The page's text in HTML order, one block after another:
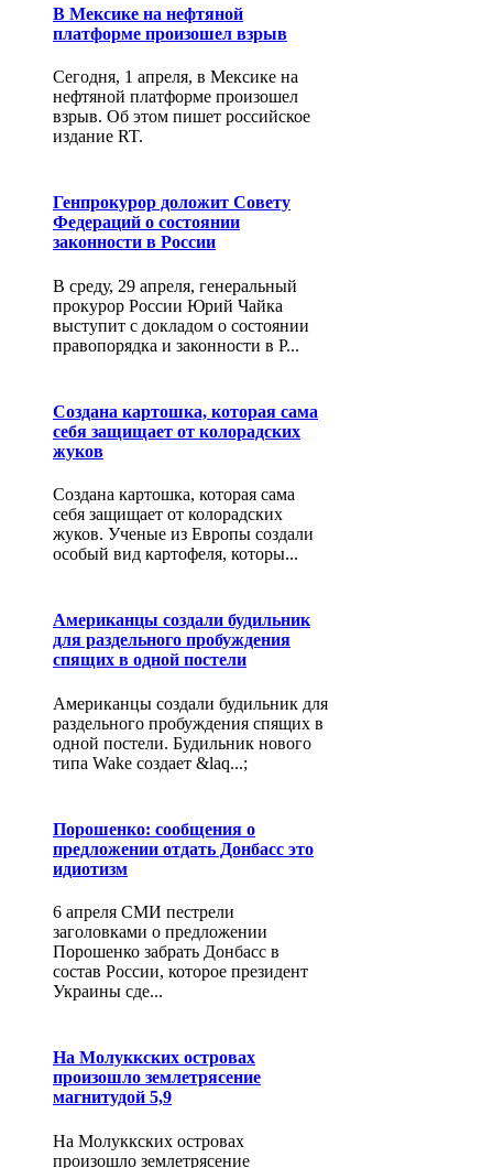
В Мексике на нефтяной
платформе произошел взрыв
Сегодня, 1 апреля, в Мексике на
нефтяной платформе произошел
взрыв. Об этом пишет российское
издание RT.
Генпрокурор доложит Совету
Федераций о состоянии
законности в России
В среду, 29 апреля, генеральный
прокурор России Юрий Чайка
выступит с докладом о состоянии
правопорядка и законности в Р...
Создана картошка, которая сама
себя защищает от колорадских
жуков
Создана картошка, которая сама
себя защищает от колорадских
жуков. Ученые из Европы создали
особый вид картофеля, которы...
Американцы создали будильник
для раздельного пробуждения
спящих в одной постели
Американцы создали будильник для
раздельного пробуждения спящих в
одной постели. Будильник нового
типа Wake создает &laq...;
Порошенко: сообщения о
предложении отдать Донбасс это
идиотизм
6 апреля СМИ пестрели
заголовками о предложении
Порошенко забрать Донбасс в
состав России, которое президент
Украины сде...
На Молуккских островах
произошло землетрясение
магнитудой 5,9
На Молуккских островах
произошло землетрясение